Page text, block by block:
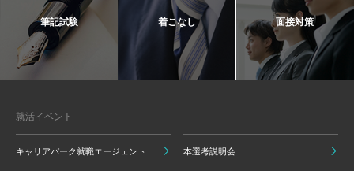
筆記試験 着こなし 面接対策
就活イベント
キャリアパーク就職エージェント 本選考説明会